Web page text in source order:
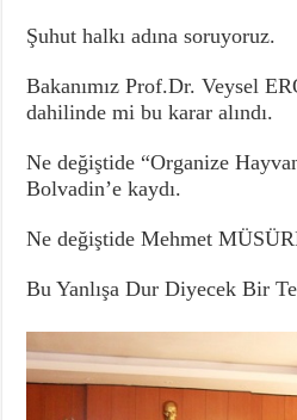
Şuhut halkı adına soruyoruz.
Bakanımız Prof.Dr. Veysel
dahilinde mi bu karar alındı.
Ne değiştide “Organize
Bolvadin’e kaydı.
Ne değiştide Mehmet
Bu Yanlışa Dur Diyecek Bir